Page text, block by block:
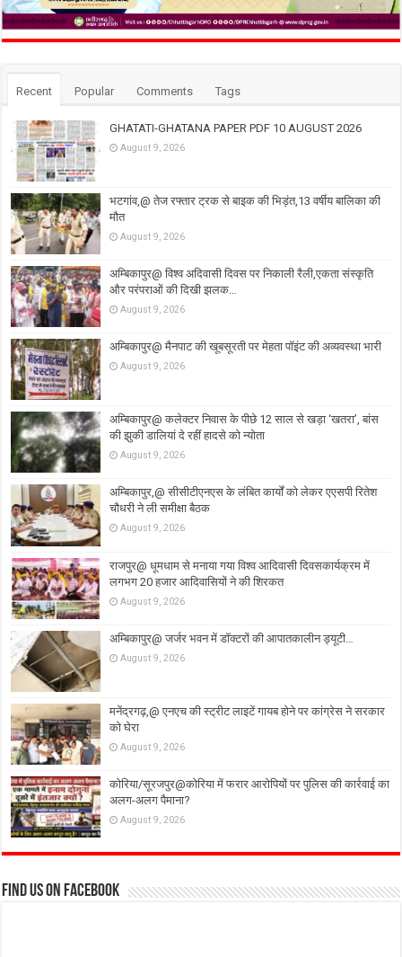
Recent Popular Comments Tags
GHATATI-GHATANA PAPER PDF 10 AUGUST 2026
August 9, 2026
भटगांव,@ तेज रफ्तार ट्रक से बाइक की भिड़ंत,13 वर्षीय बालिका की
मौत
August 9, 2026
अम्बिकापुर@ विश्व अदिवासी दिवस पर निकाली रैली,एकता संस्कृति
और परंपराओं की दिखी झलक…
August 9, 2026
अम्बिकापुर@ मैनपाट की खूबसूरती पर मेहता पॉइंट की अव्यवस्था भारी
August 9, 2026
अम्बिकापुर@ कलेक्टर निवास के पीछे 12 साल से खड़ा ‘खतरा’, बांस
की झुकी डालियां दे रहीं हादसे को न्योता
August 9, 2026
अम्बिकापुर,@ सीसीटीएनएस के लंबित कार्यों को लेकर एएसपी रितेश
चौधरी ने ली समीक्षा बैठक
August 9, 2026
राजपुर@ धूमधाम से मनाया गया विश्व आदिवासी दिवसकार्यक्रम में
लगभग 20 हजार आदिवासियों ने की शिरकत
August 9, 2026
अम्बिकापुर@ जर्जर भवन में डॉक्टरों की आपातकालीन ड्यूटी…
August 9, 2026
मनेंद्रगढ़,@ एनएच की स्ट्रीट लाइटें गायब होने पर कांग्रेस ने सरकार
को घेरा
August 9, 2026
कोरिया/सूरजपुर@कोरिया में फरार आरोपियों पर पुलिस की कार्रवाई का
अलग-अलग पैमाना?
August 9, 2026
Find us on Facebook